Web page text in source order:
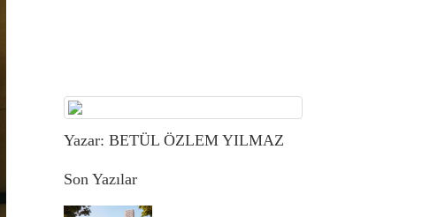
Yazar: BETÜL ÖZLEM YILMAZ
Son Yazılar